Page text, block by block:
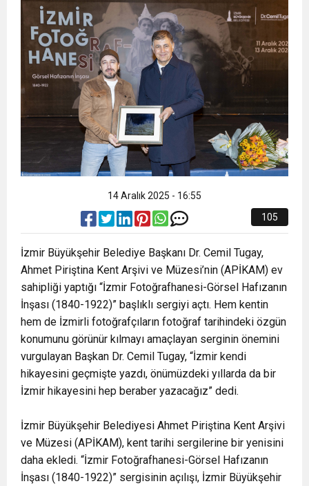
Türkiye’nin Stratejik İletişimi” başlıklı makale
kaleme aldı
Başvurusunda Bulunan Öğretmenlerin Atama
Sonuçları Açıklandı
17:21 Başkan Vekili Şahin Biba: “Bursa’nın geleceğini
bütüncül bir anlayışla planlıyoruz”
14 Aralık 2025 - 16:55
105
İzmir Büyükşehir Belediye Başkanı Dr. Cemil Tugay,
Ahmet Piriştina Kent Arşivi ve Müzesi’nin (APİKAM) ev
sahipliği yaptığı “İzmir Fotoğrafhanesi-Görsel Hafızanın
İnşası (1840-1922)” başlıklı sergiyi açtı. Hem kentin
hem de İzmirli fotoğrafçıların fotoğraf tarihindeki özgün
konumunu görünür kılmayı amaçlayan serginin önemini
vurgulayan Başkan Dr. Cemil Tugay, “İzmir kendi
hikayesini geçmişte yazdı, önümüzdeki yıllarda da bir
İzmir hikayesini hep beraber yazacağız” dedi.
İzmir Büyükşehir Belediyesi Ahmet Piriştina Kent Arşivi
ve Müzesi (APİKAM), kent tarihi sergilerine bir yenisini
daha ekledi. “İzmir Fotoğrafhanesi-Görsel Hafızanın
İnşası (1840-1922)” sergisinin açılışı, İzmir Büyükşehir